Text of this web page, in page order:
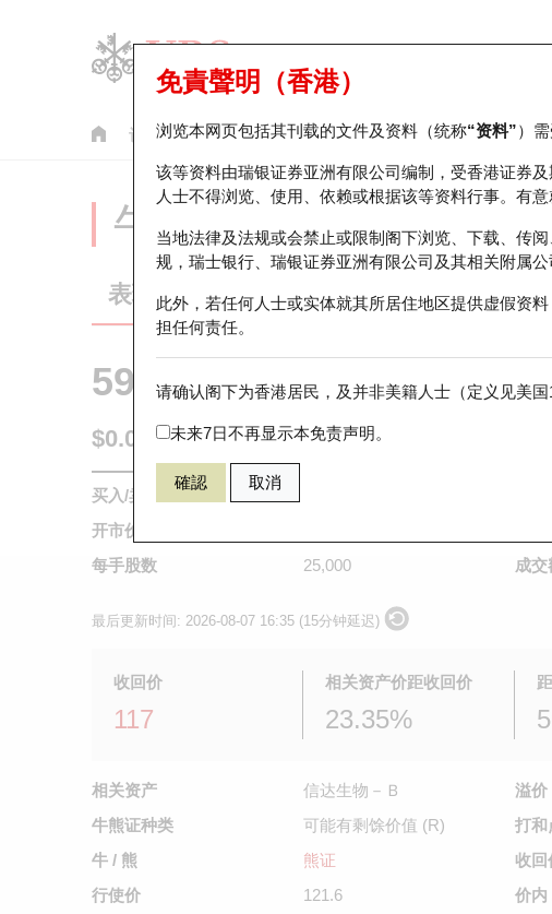
认股证 牛熊证 美股指数产品 轮证市场统计 正股
免責聲明（香港）
浏览本网页包括其刊载的文件及资料（统称“资料”）
该等资料由瑞银证券亚洲有限公司编制，受香港证券
人士不得浏览、使用、依赖或根据该等资料行事。有
当地法律及法规或会禁止或限制阁下浏览、下载、传
规，瑞士银行、瑞银证券亚洲有限公司及其相关附属
此外，若任何人士或实体就其所居住地区提供虚假资
担任何责任。
请确认阁下为香港居民，及并非美籍人士（定义见美
未来7日不再显示本免责声明。
確認 取消
牛熊证分析仪
表现 街货统计 比较
59518 瑞银熊证 1801 信达生物－Ｂ
$0.056 0.006 (-9.68%) 即时
买入/卖出价
开市价
每手股数
25,000
成交
最后更新时间: 2026-08-07 16:35 (15分钟延迟)
收回价
117
相关资产价距收回价
23.35%
相关资产
信达生物－Ｂ
牛熊证种类
可能有剩馀价值 (R)
牛 / 熊
熊证
行使价
121.6
溢价
打和
收回
价内